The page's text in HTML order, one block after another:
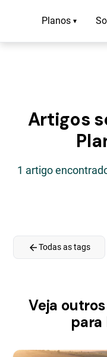
Planos ▾
Artigos
1 artigo
arrow_backTodas as tags
Veja
para